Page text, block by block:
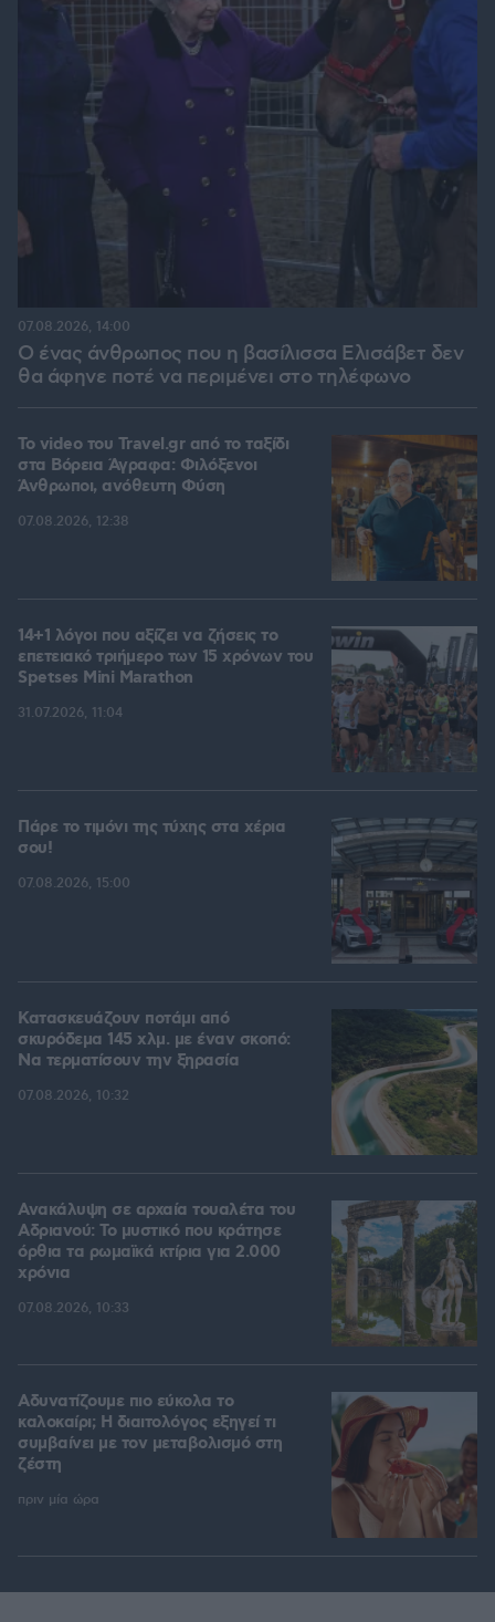
Ο ένας άνθρωπος που η βασίλισσα Ελισάβετ δεν
θα άφηνε ποτέ να περιμένει στο τηλέφωνο
07.08.2026, 14:00
To video του Travel.gr από το ταξίδι
στα Βόρεια Άγραφα: Φιλόξενοι
Άνθρωποι, ανόθευτη Φύση
07.08.2026, 12:38
14+1 λόγοι που αξίζει να ζήσεις το
επετειακό τριήμερο των 15 χρόνων του
Spetses Mini Marathon
31.07.2026, 11:04
Πάρε το τιμόνι της τύχης στα χέρια
σου!
07.08.2026, 15:00
Κατασκευάζουν ποτάμι από
σκυρόδεμα 145 χλμ. με έναν σκοπό:
Να τερματίσουν την ξηρασία
07.08.2026, 10:32
Ανακάλυψη σε αρχαία τουαλέτα του
Αδριανού: Το μυστικό που κράτησε
όρθια τα ρωμαϊκά κτίρια για 2.000
χρόνια
07.08.2026, 10:33
Αδυνατίζουμε πιο εύκολα το
καλοκαίρι; Η διαιτολόγος εξηγεί τι
συμβαίνει με τον μεταβολισμό στη
ζέστη
πριν μία ώρα